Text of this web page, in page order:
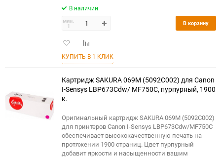
В наличии
мин.
1
Добавить
избранное
Добавить
сравнению
В корзину
КУПИТЬ В 1 КЛИК
Картридж SAKURA 069M (5092C002) для Сanon
I-Sensys LBP673Cdw/ MF750C, пурпурный, 1900
к.
Оригинальный картридж SAKURA 069M (5092C002)
для принтеров Canon I-Sensys LBP673Cdw/MF750C
обеспечивает высококачественную печать на
протяжении 1900 страниц. Цвет пурпурный
добавит яркости и насыщенности вашим